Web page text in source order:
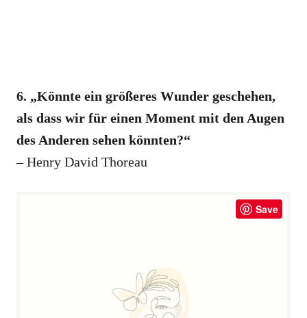
6. „Könnte ein größeres Wunder geschehen,
als dass wir für einen Moment mit den Augen
des Anderen sehen könnten?“
– Henry David Thoreau
Save